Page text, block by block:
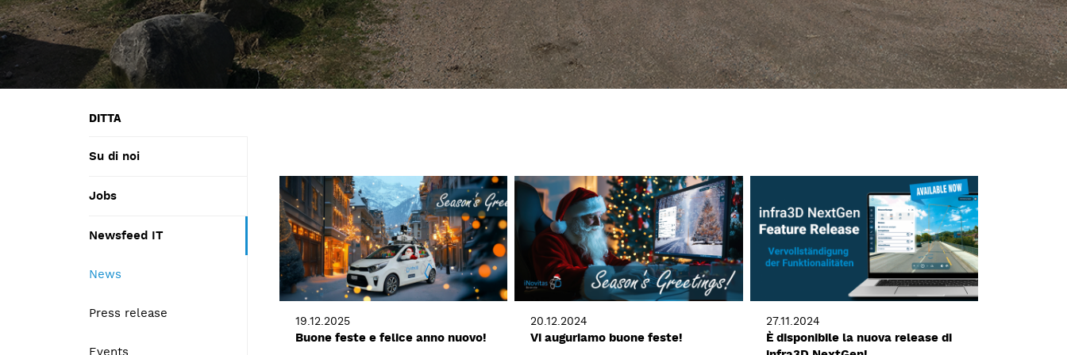
DITTA
Su di noi
Jobs
Newsfeed IT
News
Press release
Events
19.12.2025
Buone feste e felice anno nuovo!
20.12.2024
Vi auguriamo buone feste!
27.11.2024
È disponibile la nuova release di